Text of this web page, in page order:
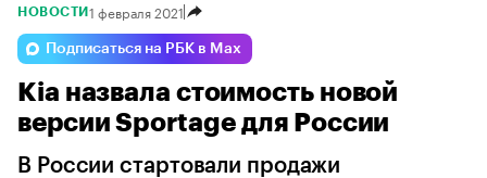
Lada Haval
Geely Volga Esteo
НОВОСТИ 1 февраля 2021
Подписаться на РБК в Max
Kia назвала стоимость новой
версии Sportage для России
В России стартовали продажи